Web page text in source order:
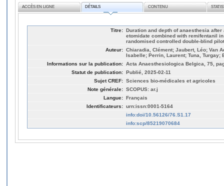
ACCÈS EN LIGNE DÉTAILS CONTENU
Titre: Duration and depth of anaesthesia
etomidate combined with remifentanil
randomised controlled double-blind
Auteur: Chiaradia, Clément; Jaubert, Léo; Van
Isabelle; Perrin, Laurent; Tuna, Turgay;
Informations sur la publication: Acta Anaesthesiologica Belgica, 75,
Statut de publication: Publié, 2025-02-11
Sujet CREF: Sciences bio-médicales et agricoles
Note générale: SCOPUS: ar.j
Langue: Français
Identificateurs: urn:issn:0001-5164
info:doi/10.56126/76.S1.17
info:scp/85219070684